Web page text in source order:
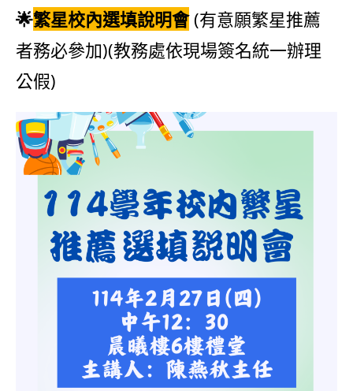
🌟繁星校內選填說明會(有意願繁星推薦
者務必參加)(教務處依現場簽名統一辦理
公假)